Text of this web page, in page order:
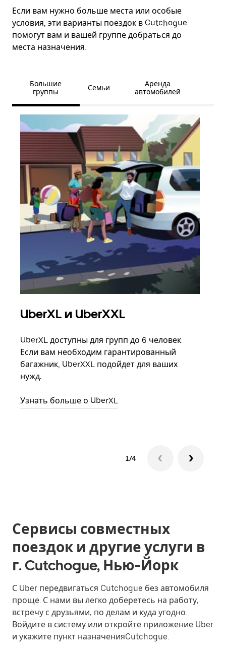
Если вам нужно больше места или особые
условия, эти варианты поездок в Cutchogue
помогут вам и вашей группе добраться до
места назначения.
Большие
группы
Семьи
Аренда
автомобилей
UberXL и UberXXL
UberXL доступны для групп до 6 человек.
Если вам необходим гарантированный
багажник, UberXXL подойдет для ваших
нужд.
Узнать больше о UberXL
1/4
Сервисы совместных
поездок и другие услуги в
г. Cutchogue, Нью-Йорк
С Uber передвигаться Cutchogue без автомобиля
проще. С нами вы легко доберетесь на работу,
встречу с друзьями, по делам и куда угодно.
Войдите в систему или откройте приложение Uber
и укажите пункт назначенияCutchogue.